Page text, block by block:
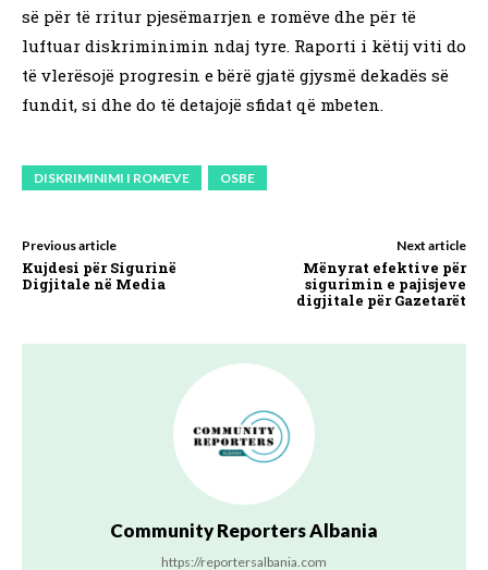
së për të rritur pjesëmarrjen e romëve dhe për të
luftuar diskriminimin ndaj tyre. Raporti i këtij viti do
të vlerësojë progresin e bërë gjatë gjysmë dekadës së
fundit, si dhe do të detajojë sfidat që mbeten.
DISKRIMINIMI I ROMEVE OSBE
Previous article
Kujdesi për Sigurinë
Digjitale në Media
Next article
Mënyrat efektive për
sigurimin e pajisjeve
digjitale për Gazetarët
Community Reporters Albania
https://reportersalbania.com